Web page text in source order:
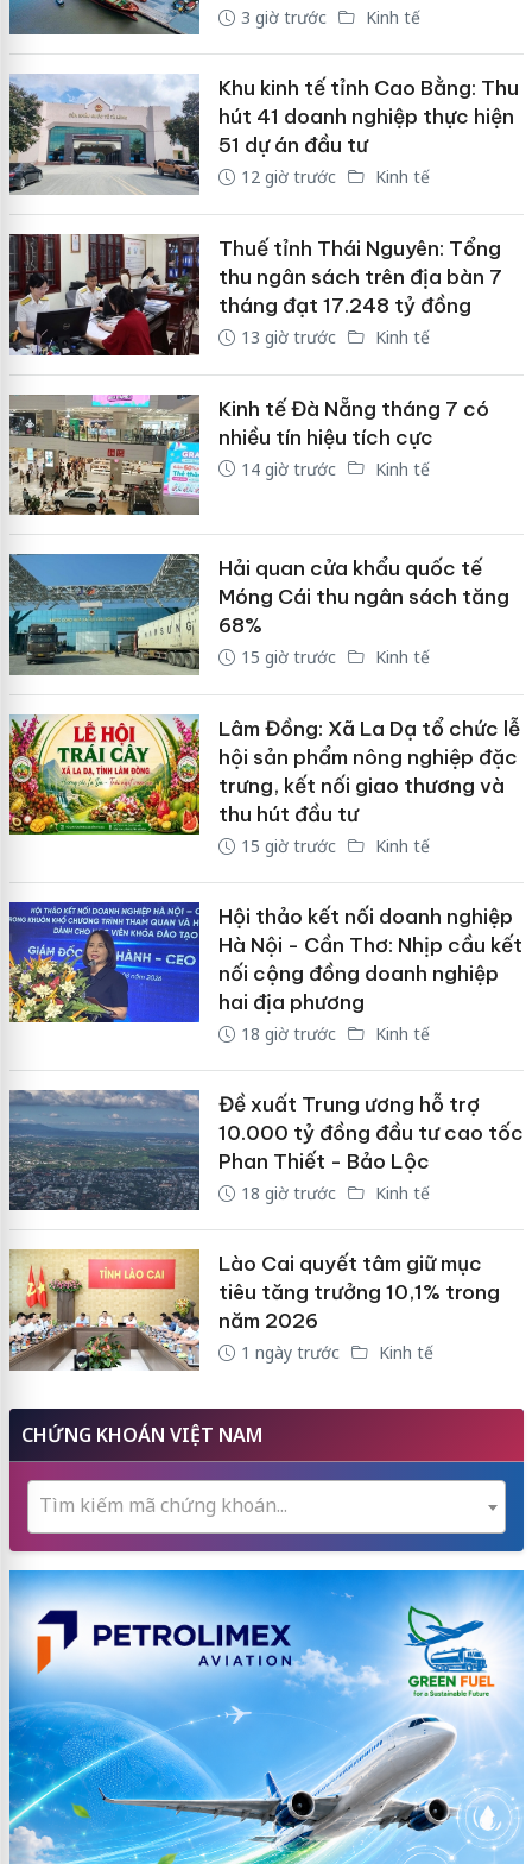
3 giờ trước Kinh tế
Khu kinh tế tỉnh Cao Bằng: Thu
hút 41 doanh nghiệp thực hiện
51 dự án đầu tư
12 giờ trước Kinh tế
Thuế tỉnh Thái Nguyên: Tổng
thu ngân sách trên địa bàn 7
tháng đạt 17.248 tỷ đồng
13 giờ trước Kinh tế
Kinh tế Đà Nẵng tháng 7 có
nhiều tín hiệu tích cực
14 giờ trước Kinh tế
Hải quan cửa khẩu quốc tế
Móng Cái thu ngân sách tăng
68%
15 giờ trước Kinh tế
Lâm Đồng: Xã La Dạ tổ chức lễ
hội sản phẩm nông nghiệp đặc
trưng, kết nối giao thương và
thu hút đầu tư
15 giờ trước Kinh tế
Hội thảo kết nối doanh nghiệp
Hà Nội - Cần Thơ: Nhịp cầu kết
nối cộng đồng doanh nghiệp
hai địa phương
18 giờ trước Kinh tế
Đề xuất Trung ương hỗ trợ
10.000 tỷ đồng đầu tư cao tốc
Phan Thiết - Bảo Lộc
18 giờ trước Kinh tế
Lào Cai quyết tâm giữ mục
tiêu tăng trưởng 10,1% trong
năm 2026
1 ngày trước Kinh tế
CHỨNG KHOÁN VIỆT NAM
Tìm kiếm mã chứng khoán...